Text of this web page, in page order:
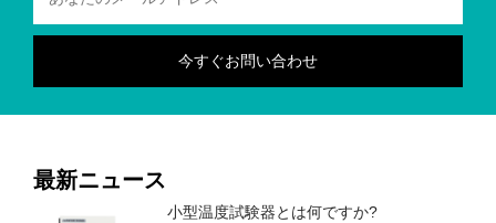
最新ニュース
小型温度試験器とは何ですか?